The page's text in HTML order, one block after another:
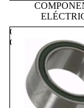
COMPRESORES Y
COMPONENTES